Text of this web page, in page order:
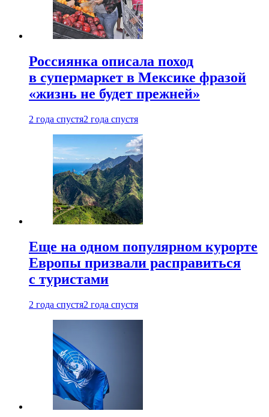
Россиянка описала поход
в супермаркет в Мексике фразой
«жизнь не будет прежней»
2 года спустя2 года спустя
Еще на одном популярном курорте
Европы призвали расправиться
с туристами
2 года спустя2 года спустя